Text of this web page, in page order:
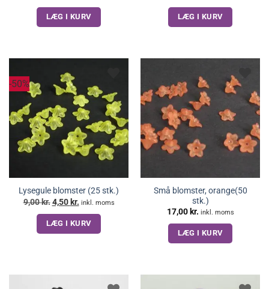
pris
var:
10,00 kr..
pris
er:
5,00 kr..
LÆG I KURV LÆG I KURV
-50%
Lysegule blomster (25 stk.)
9,00kr. Den
oprindelige
pris
var:
9,00 kr..
4,50kr. Den
aktuelle
pris
er:
4,50 kr..
inkl. moms
LÆG I KURV
Små blomster, orange(50
stk.)
17,00 kr. inkl. moms
LÆG I KURV